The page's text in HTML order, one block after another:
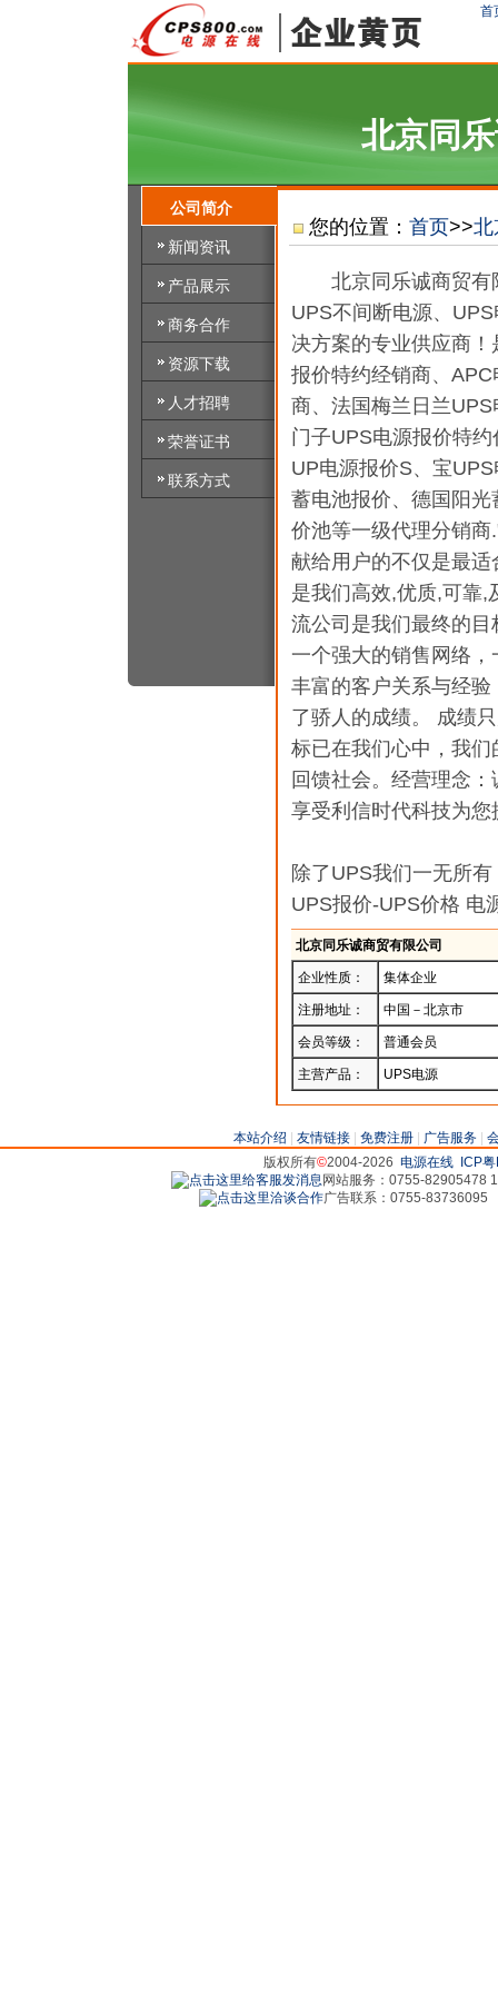
首
北京同
公司简介
新闻资讯
产品展示
商务合作
资源下载
人才招聘
荣誉证书
联系方式
您的位置： 首页>>北
北京同乐诚商贸有
UPS不间断电源、
决方案的专业供应商
报价特约经销商、
商、法国梅兰日兰
门子UPS电源报价特
UP电源报价S、宝
蓄电池报价、德国阳
价池等一级代理分销
献给用户的不仅是最
是我们高效,优质,可靠,
流公司是我们最终的
一个强大的销售网络
丰富的客户关系与经
了骄人的成绩。 成绩
标已在我们心中，我
回馈社会。经营理念
享受利信时代科技为
除了UPS我们一无所
UPS报价-UPS价格 电
北京同乐诚商贸有限公司
企业性质： 集体企业
注册地址： 中国－北京市
会员等级： 普通会员
主营产品： UPS电源
本站介绍 友情链接| 免费注册| 广告服务|
版权所有©2004-2026 电源在线
ICP
网站服务：0755-82905478
广告联系：0755-83736095